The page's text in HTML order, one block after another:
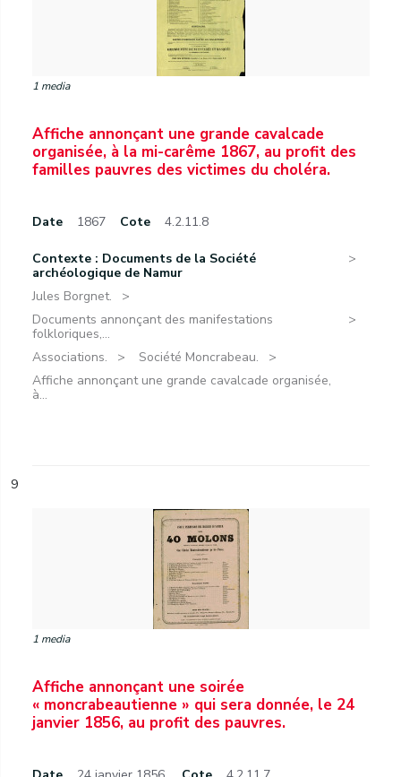
1 media
Affiche annonçant une grande cavalcade
organisée, à la mi-carême 1867, au profit des
familles pauvres des victimes du choléra.
Date 1867 Cote 4.2.11.8
Contexte : Documents de la Société
archéologique de Namur
Jules Borgnet.
Documents annonçant des manifestations
folkloriques,...
Associations.
Société Moncrabeau.
Affiche annonçant une grande cavalcade organisée,
à...
9
1 media
Affiche annonçant une soirée
« moncrabeautienne » qui sera donnée, le 24
janvier 1856, au profit des pauvres.